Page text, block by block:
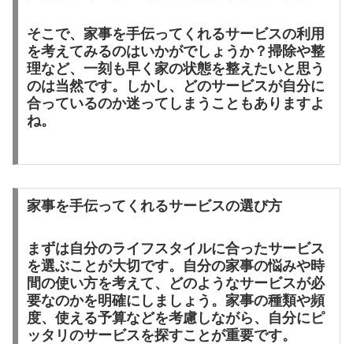
そこで、家事を手伝ってくれるサービスの利用
を考えてみるのはいかがでしょうか？掃除や整
理など、一刻も早く家の状態を整えたいと思う
のは当然です。しかし、どのサービスが自分に
合っているのか迷ってしまうこともありますよ
ね。
家事を手伝ってくれるサービスの選び方
まずは自分のライフスタイルに合ったサービス
を選ぶことが大切です。自分の家事の悩みや時
間の使い方を考えて、どのようなサービスが必
要なのかを明確にしましょう。家事の種類や頻
度、使える予算などを考慮しながら、自分にピ
ッタリのサービスを探すことが重要です。